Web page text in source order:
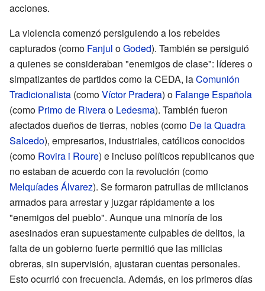
acciones.
La violencia comenzó persiguiendo a los rebeldes
capturados (como Fanjul oGoded). También se persiguió
a quienes se consideraban "enemigos de clase": líderes o
simpatizantes de partidos como la CEDA, laComunión
Tradicionalista (comoVíctor Pradera) o Falange Española
(como Primo de Riverao Ledesma). También fueron
afectados dueños de tierras, nobles (como De la Quadra
Salcedo), empresarios, industriales, católicos conocidos
(como Rovira i Roure) e incluso políticos republicanos que
no estaban de acuerdo con la revolución (como
Melquíades Álvarez). Se formaron patrullas de milicianos
armados para arrestar y juzgar rápidamente a los
"enemigos del pueblo". Aunque una minoría de los
asesinados eran supuestamente culpables de delitos, la
falta de un gobierno fuerte permitió que las milicias
obreras, sin supervisión, ajustaran cuentas personales.
Esto ocurrió con frecuencia. Además, en los primeros días